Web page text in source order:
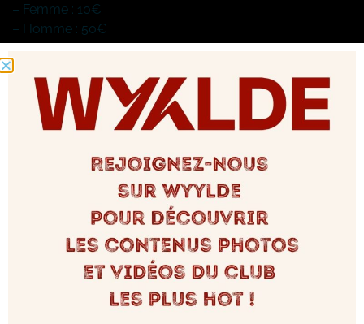
– Femme : 10€
– Homme : 50€
Soft drinks à volonté
Infos : 07 81 27 61 69
Tags :